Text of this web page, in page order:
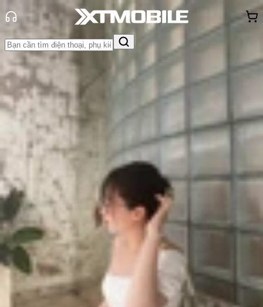
Trang chủ
Tin tức
Hỏi đáp
Tin Mới
Đánh Giá - Trên Tay
Khuyến
Thủ thuật Thông báoKhách
hàng - Sự kiện
Modem C1X có trên iPhone nào?
Vai trò và sức mạnh ra sao?
Triệu Vy
Ngày đăng: 18/09/2025
Cập nhật:
18/09/2025
Theo dõi XTMobile trên